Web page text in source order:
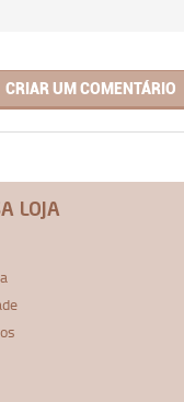
CRIAR UM COMENTÁRIO
LOJA